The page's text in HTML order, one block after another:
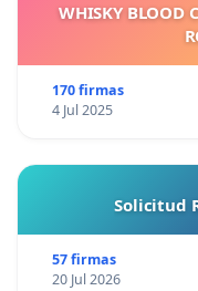
WHISKY BLOOD
170 firmas
4 Jul 2025
Solicitud
57 firmas
20 Jul 2026